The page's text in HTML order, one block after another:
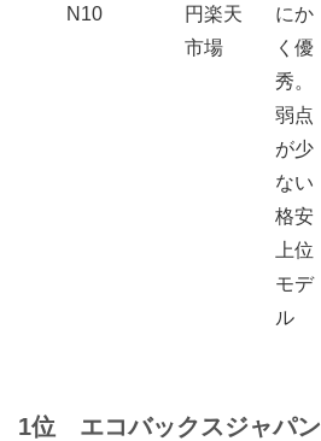
N10
円楽天
市場
にか
く優
秀。
弱点
が少
ない
格安
上位
モデ
ル
1位 エコバックスジャパン